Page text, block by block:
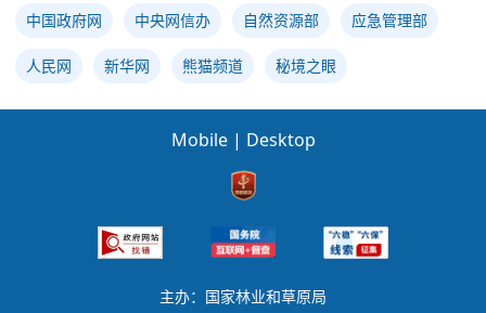
中国政府网 中央网信办 自然资源部 应急管理部
人民网 新华网 熊猫频道 秘境之眼
Mobile | Desktop
主办：国家林业和草原局